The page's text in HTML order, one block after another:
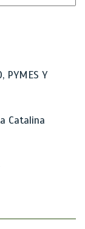
PYMES Y
Catalina